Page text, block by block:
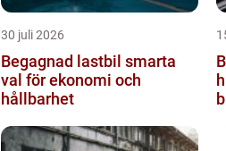
30 juli 2026
Begagnad lastbil smarta
val för ekonomi och
hållbarhet